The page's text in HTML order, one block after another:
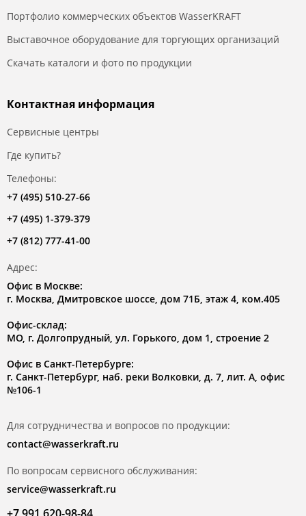
Портфолио коммерческих объектов WasserKRAFT
Выставочное оборудование для торгующих организаций
Скачать каталоги и фото по продукции
Контактная информация
Сервисные центры
Где купить?
Телефоны:
+7 (495) 510-27-66
+7 (495) 1-379-379
+7 (812) 777-41-00
Адрес:
Офис в Москве:
г. Москва, Дмитровское шоссе, дом 71Б, этаж 4, ком.405
Офис-склад:
МО, г. Долгопрудный, ул. Горького, дом 1, строение 2
Офис в Санкт-Петербурге:
г. Санкт-Петербург, наб. реки Волковки, д. 7, лит. А, офис
№106-1
Для сотрудничества и вопросов по продукции:
contact@wasserkraft.ru
По вопросам сервисного обслуживания:
service@wasserkraft.ru